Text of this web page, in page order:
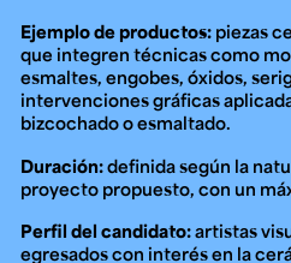
Ejemplo de productos: piezas
que integren técnicas como
esmaltes, engobes, óxidos,
intervenciones gráficas
bizcochado o esmaltado.
Duración:definida según la
proyecto propuesto, con un
Perfil del candidato:artistas
egresados con interés en la